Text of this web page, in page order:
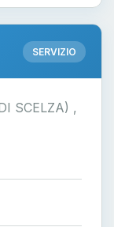
SERVIZIO
SCELZA) ,